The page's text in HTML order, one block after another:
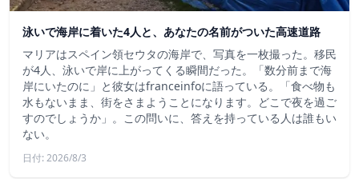
泳いで海岸に着いた4人と、あなたの名前がついた高速道路
マリアはスペイン領セウタの海岸で、写真を一枚撮った。移民
が4人、泳いで岸に上がってくる瞬間だった。「数分前まで海
岸にいたのに」と彼女はfranceinfoに語っている。「食べ物も
水もないまま、街をさまようことになります。どこで夜を過ご
すのでしょうか」。この問いに、答えを持っている人は誰もい
ない。
日付: 2026/8/3